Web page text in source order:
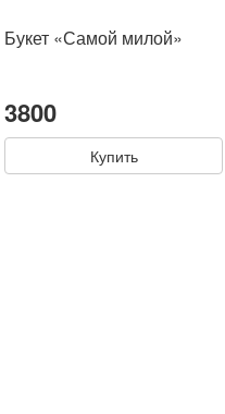
Букет «Самой милой»
3800
Купить